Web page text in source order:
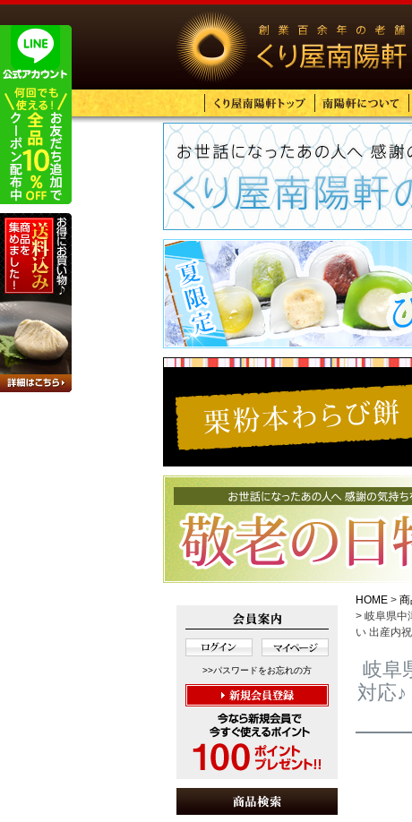
>>パスワードをお忘れの方
HOME
岐阜県中
い 出産内
岐阜
対応